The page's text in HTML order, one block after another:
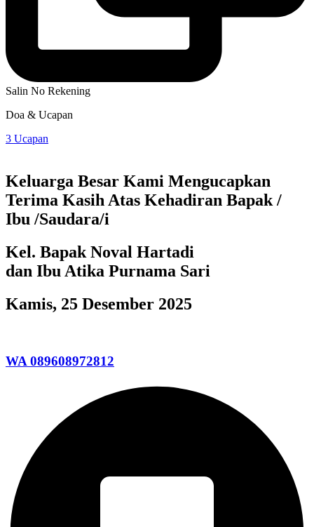
Salin No Rekening
Doa & Ucapan
3 Ucapan
Keluarga Besar Kami Mengucapkan
Terima Kasih Atas Kehadiran Bapak /
Ibu /Saudara/i
Kel. Bapak Noval Hartadi
dan Ibu Atika Purnama Sari
Kamis, 25 Desember 2025
WA 089608972812